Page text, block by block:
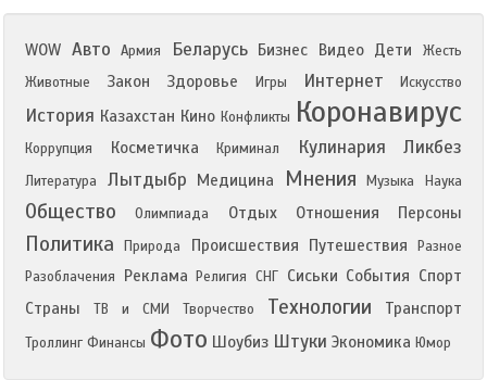
WOW Авто Армия Беларусь Бизнес Видео Дети
Жесть
Животные
Закон Здоровье Игры Интернет Искусство
История Казахстан Кино Конфликты Коронавирус
Коррупция Косметичка Криминал Кулинария Ликбез
Литература Лытдыбр Медицина Мнения Музыка Наука
Общество Олимпиада Отдых Отношения Персоны
Политика Природа Происшествия Путешествия
Разное
Разоблачения
Реклама Религия СНГ Сиськи События Спорт
Страны
ТВ и СМИ Творчество Технологии Транспорт
Троллинг Финансы Фото Шоубиз Штуки Экономика Юмор